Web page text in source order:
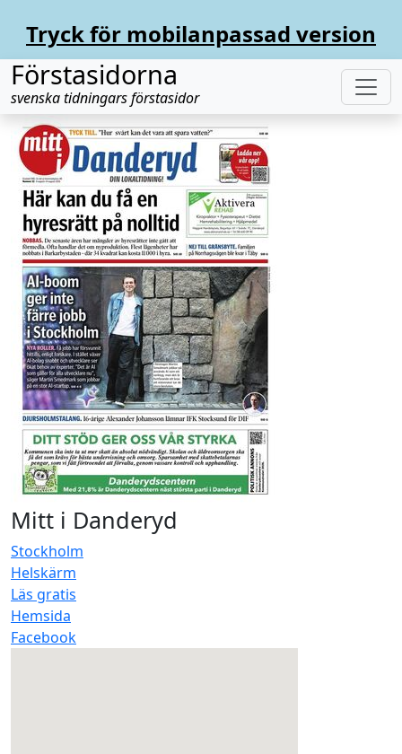
Tryck för mobilanpassad version
Förstasidorna
svenska tidningars förstasidor
Mitt i Danderyd
Stockholm
Helskärm
Läs gratis
Hemsida
Facebook